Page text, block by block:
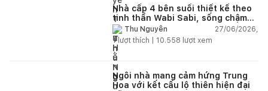
Nhà cấp 4 bên suối thiết kế theo
tinh thần Wabi Sabi, sống chậm
giữa thiên nhiên
Thu Nguyễn
27/06/2026,
1lượt thích | 10.558 lượt xem
Ngôi nhà mang cảm hứng Trung
Hoa với kết cấu lộ thiên hiện đại